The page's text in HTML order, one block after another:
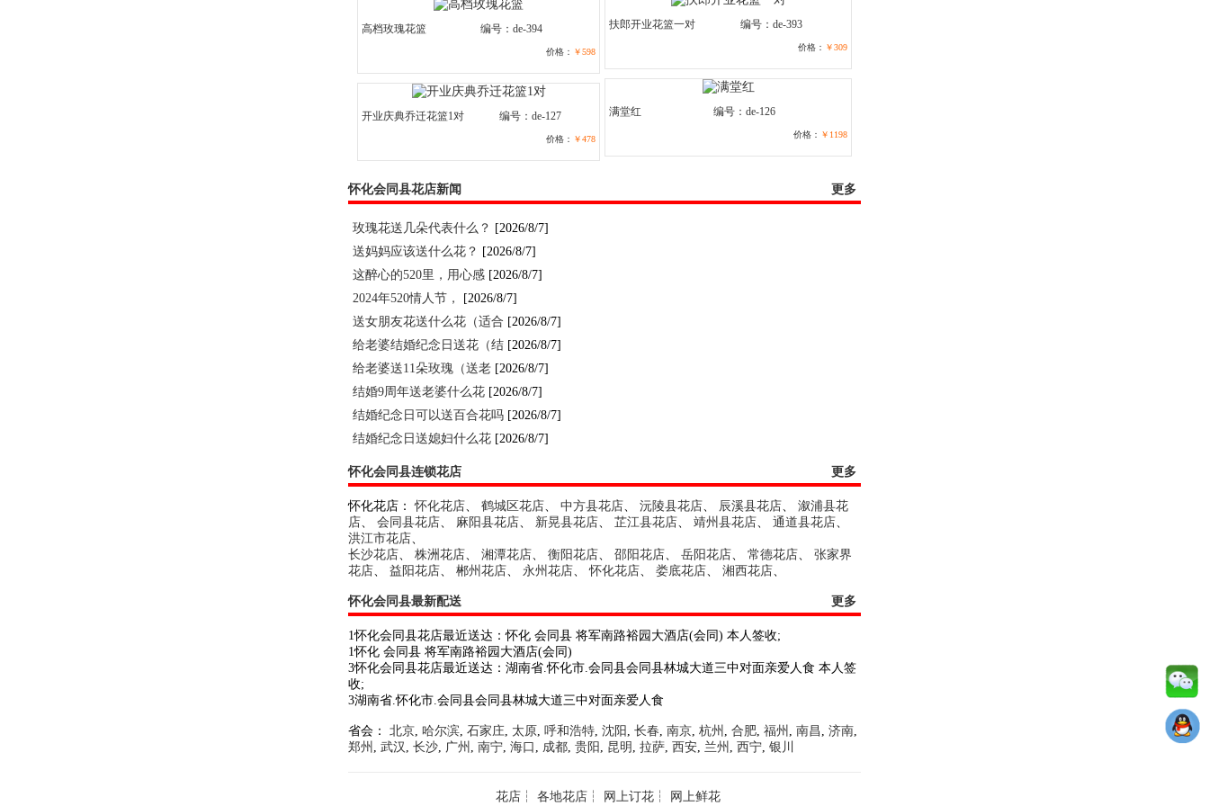
高档玫瑰花篮 编号：de-394
价格： ￥598
扶郎开业花篮一对 编号：de-393
价格： ￥309
开业庆典乔迁花篮1对 编号：de-127
价格： ￥478
满堂红 编号：de-126
价格： ￥1198
怀化会同县花店新闻 更多
玫瑰花送几朵代表什么？ [2026/8/7]
送妈妈应该送什么花？ [2026/8/7]
这醉心的520里，用心感 [2026/8/7]
2024年520情人节，
[2026/8/7]
送女朋友花送什么花（适合 [2026/8/7]
给老婆结婚纪念日送花（结 [2026/8/7]
给老婆送11朵玫瑰（送老 [2026/8/7]
结婚9周年送老婆什么花 [2026/8/7]
结婚纪念日可以送百合花吗 [2026/8/7]
结婚纪念日送媳妇什么花 [2026/8/7]
怀化会同县连锁花店 更多
怀化花店：怀化花店、 鹤城区花店、 中方县花店、 沅陵县花店、 辰溪县花店、 溆浦县花
店、 会同县花店、 麻阳县花店、 新晃县花店、 芷江县花店、 靖州县花店、 通道县花店、
洪江市花店、
长沙花店、 株洲花店、 湘潭花店、 衡阳花店、 邵阳花店、 岳阳花店、 常德花店、 张家界
花店、 益阳花店、 郴州花店、 永州花店、怀化花店、 娄底花店、 湘西花店、
怀化会同县最新配送 更多
1怀化会同县花店最近送达：怀化 会同县 将军南路裕园大酒店(会同) 本人签收;
1怀化 会同县 将军南路裕园大酒店(会同)
3怀化会同县花店最近送达：湖南省.怀化市.会同县会同县林城大道三中对面亲爱人食 本人签
收;
3湖南省.怀化市.会同县会同县林城大道三中对面亲爱人食
省会： 北京, 哈尔滨, 石家庄, 太原, 呼和浩特, 沈阳 , 长春, 南京, 杭州 , 合肥, 福州 , 南昌 , 济南,
郑州 , 武汉 , 长沙, 广州 , 南宁, 海口 , 成都, 贵阳 , 昆明 , 拉萨, 西安, 兰州 , 西宁, 银川
花店 ┆ 各地花店 ┆ 网上订花 ┆ 网上鲜花